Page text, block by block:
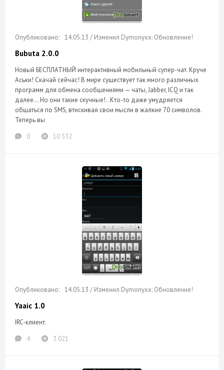
14.05.13 / Изменил Dymonyxx: Обновление!
Bubuta 2.0.0
Новый БЕСПЛАТНЫЙ интерактивный мобильный супер-чат. Круче
Аськи! Скачай сейчас! В мире существует так много различных
программ для обмена сообщениями — чаты, Jabber, ICQ и так
далее… Но они такие скучные!.. Кто-то даже умудряется
общаться по SMS, втискивая свои мысли в жалкие 70 символов.
Теперь вы
0
10 532
14.05.13 / Изменил Dymonyxx: Обновление!
Yaaic 1.0
IRC-клиент.
4
3 021